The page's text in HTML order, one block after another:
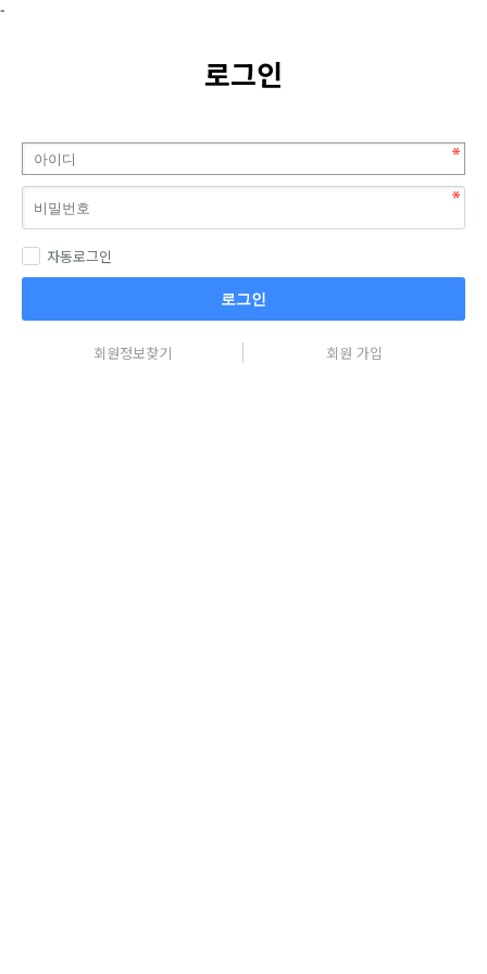
-
로그인
자동로그인
로그인
회원정보찾기 회원 가입